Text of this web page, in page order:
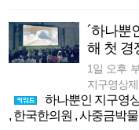
´하나뿐
해 첫 경
1일 오후
지구영상제
하나뿐인 지구영
, 한국한의원 ,사중금박